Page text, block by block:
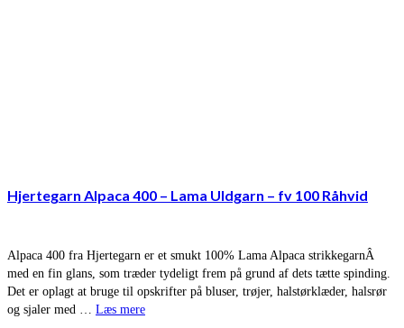
Hjertegarn Alpaca 400 – Lama Uldgarn – fv 100 Råhvid
Alpaca 400 fra Hjertegarn er et smukt 100% Lama Alpaca strikkegarnÂ
med en fin glans, som træder tydeligt frem på grund af dets tætte spinding.
Det er oplagt at bruge til opskrifter på bluser, trøjer, halstørklæder, halsrør
og sjaler med … Læs mere